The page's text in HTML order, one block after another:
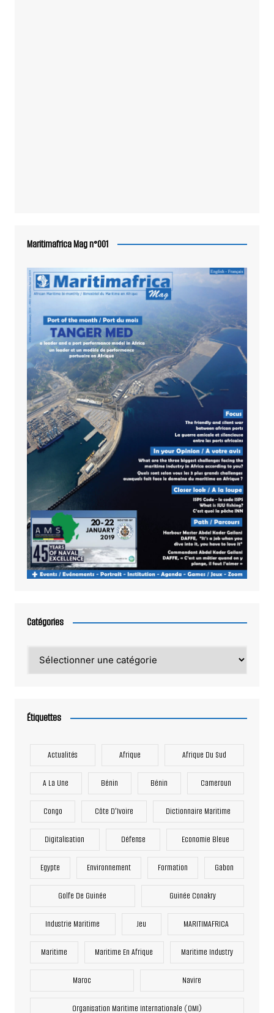
Maritimafrica Mag n°001
Catégories
Étiquettes
Actualités Afrique Afrique Du Sud
A La Une Bénin Bénin Cameroun
Congo Côte D'Ivoire Dictionnaire Maritime
Digitalisation Défense Economie Bleue
Egypte Environnement Formation Gabon
Golfe De Guinée Guinée Conakry
Industrie Maritime Jeu MARITIMAFRICA
Maritime Maritime En Afrique Maritime Industry
Maroc Navire
Organisation Maritime Internationale (OMI)